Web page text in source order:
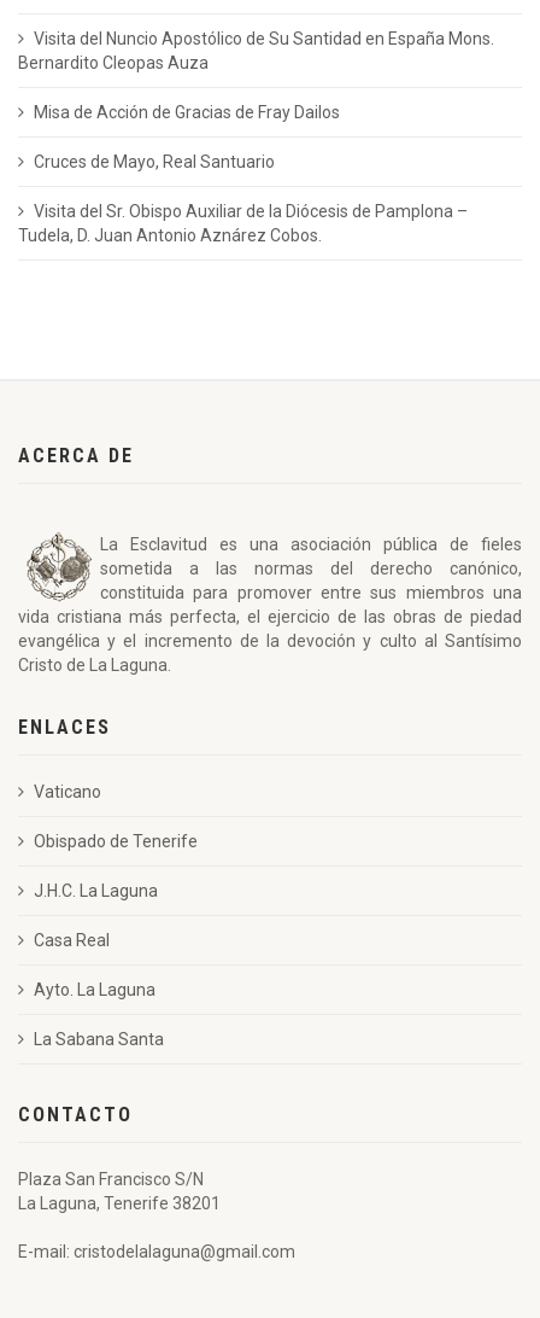
Visita del Nuncio Apostólico de Su Santidad en España Mons.
Bernardito Cleopas Auza
Misa de Acción de Gracias de Fray Dailos
Cruces de Mayo, Real Santuario
Visita del Sr. Obispo Auxiliar de la Diócesis de Pamplona –
Tudela, D. Juan Antonio Aznárez Cobos.
ACERCA DE
La Esclavitud es una asociación pública de fieles
sometida a las normas del derecho canónico,
constituida para promover entre sus miembros una
vida cristiana más perfecta, el ejercicio de las obras de piedad
evangélica y el incremento de la devoción y culto al Santísimo
Cristo de La Laguna.
ENLACES
Vaticano
Obispado de Tenerife
J.H.C. La Laguna
Casa Real
Ayto. La Laguna
La Sabana Santa
CONTACTO
Plaza San Francisco S/N
La Laguna, Tenerife 38201
E-mail: cristodelalaguna@gmail.com